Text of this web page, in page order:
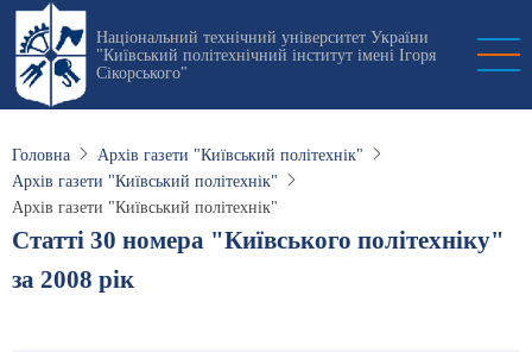
Перейти
основного
вмісту
Національний технічний університет України
"Київський політехнічний інститут імені Ігоря
Сікорського"
Головна
Архів газети "Київський політехнік"
Архів газети "Київський політехнік"
Архів газети "Київський політехнік"
Статті 30 номера "Київського політехніку"
за 2008 рік